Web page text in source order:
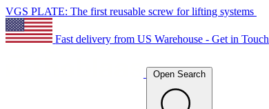
VGS PLATE: The first reusable screw for lifting systems
Fast delivery from US Warehouse - Get in Touch
Open Search